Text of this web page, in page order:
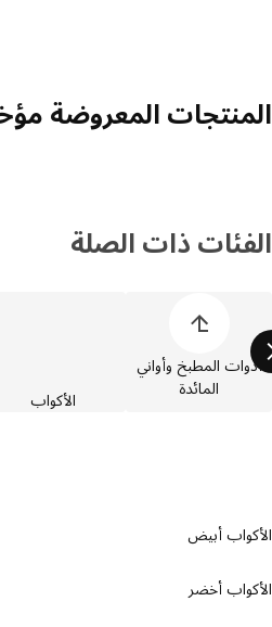
المعروضة مؤخراً
ذات الصلة
المطبخ وأواني
المائدة
الأكواب
أبيض
أخضر